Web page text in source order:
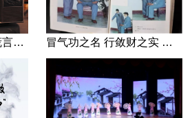
双重标准！李洪志的谎言藏不住了 冒气功之名 行敛财之实 张宏堡义女“小倩”团伙覆灭记